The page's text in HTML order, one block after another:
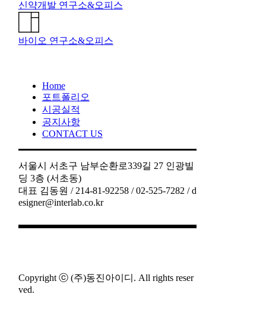
신약개발 연구소&오피스
바이오 연구소&오피스
Home
포트폴리오
시공실적
공지사항
CONTACT US
서울시 서초구 남부순환로339길 27 인광빌
딩 3층 (서초동)
대표 김동원 / 214-81-92258 / 02-525-7282 / d
esigner@interlab.co.kr
Copyright ⓒ (주)동진아이디. All rights reser
ved.